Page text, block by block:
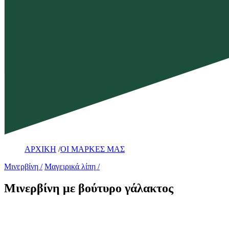
ΑΡΧΙΚΗ /ΟΙ ΜΑΡΚΕΣ ΜΑΣ
Μινερβίνη
Μαγειρικά λίπη
Μινερβίνη με βούτυρο γάλακτος